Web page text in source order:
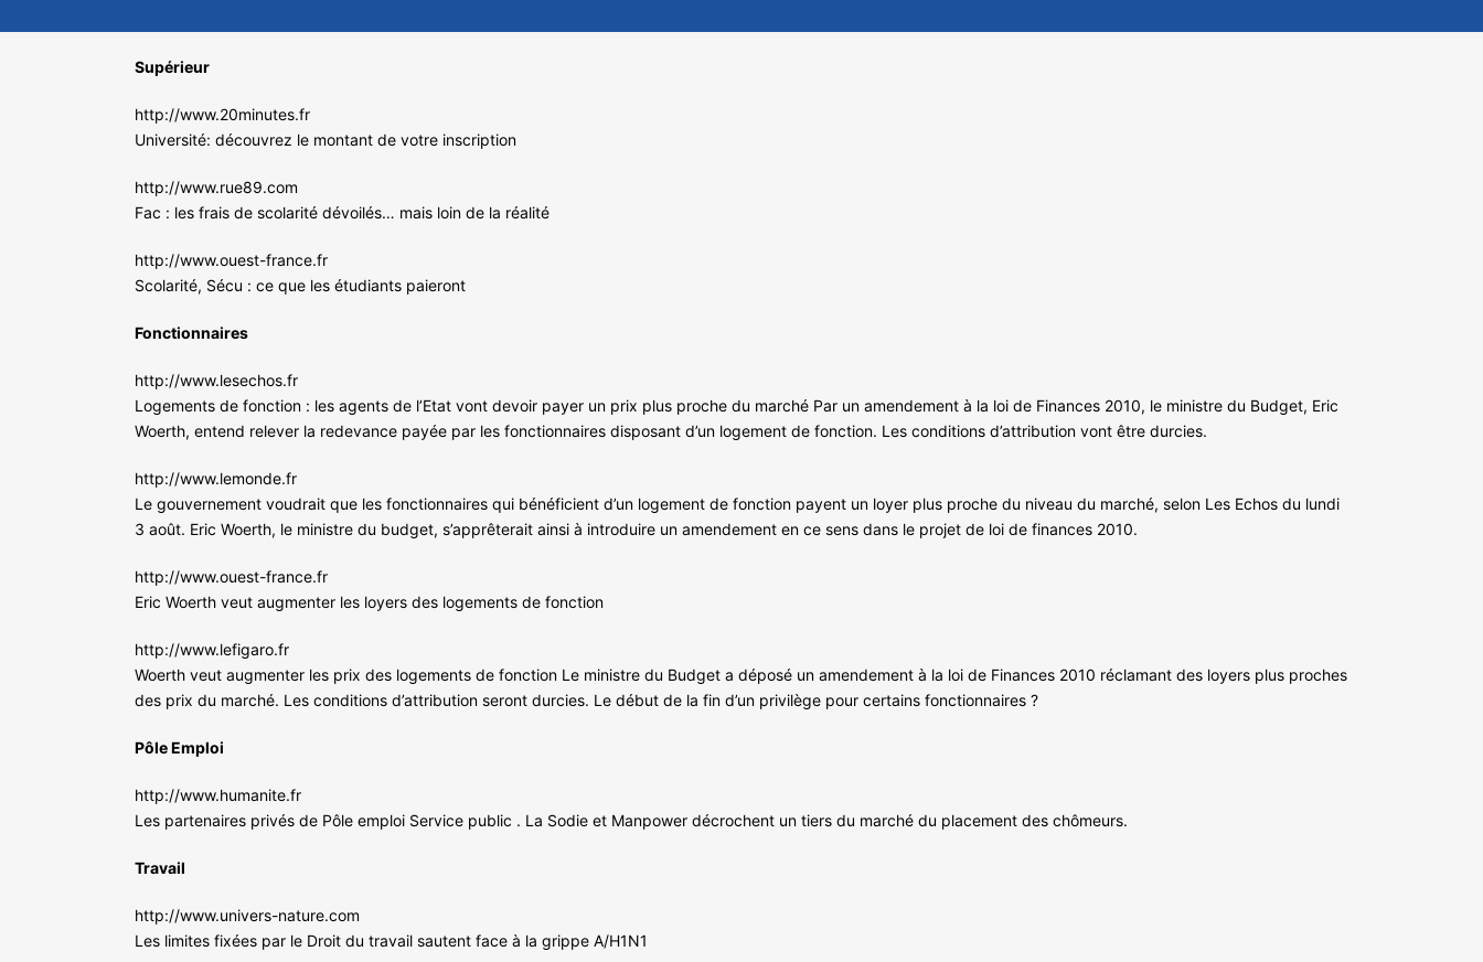
Supérieur
http://www.20minutes.fr
Université: découvrez le montant de votre inscription
http://www.rue89.com
Fac : les frais de scolarité dévoilés… mais loin de la réalité
http://www.ouest-france.fr
Scolarité, Sécu : ce que les étudiants paieront
Fonctionnaires
http://www.lesechos.fr
Logements de fonction : les agents de l’Etat vont devoir payer un prix plus proche du marché Par un amendement à la loi de Finances 2010, le ministre du Budget, Eric
Woerth, entend relever la redevance payée par les fonctionnaires disposant d’un logement de fonction. Les conditions d’attribution vont être durcies.
http://www.lemonde.fr
Le gouvernement voudrait que les fonctionnaires qui bénéficient d’un logement de fonction payent un loyer plus proche du niveau du marché, selon Les Echos du lundi
3 août. Eric Woerth, le ministre du budget, s’apprêterait ainsi à introduire un amendement en ce sens dans le projet de loi de finances 2010.
http://www.ouest-france.fr
Eric Woerth veut augmenter les loyers des logements de fonction
http://www.lefigaro.fr
Woerth veut augmenter les prix des logements de fonction Le ministre du Budget a déposé un amendement à la loi de Finances 2010 réclamant des loyers plus proches
des prix du marché. Les conditions d’attribution seront durcies. Le début de la fin d’un privilège pour certains fonctionnaires ?
Pôle Emploi
http://www.humanite.fr
Les partenaires privés de Pôle emploi Service public . La Sodie et Manpower décrochent un tiers du marché du placement des chômeurs.
Travail
http://www.univers-nature.com
Les limites fixées par le Droit du travail sautent face à la grippe A/H1N1